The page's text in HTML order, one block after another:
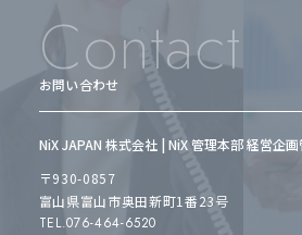
Contact
お問い合わせ
NiX JAPAN 株式会社 | NiX 管理本部 経営企
〒930-0857
富山県富山市奥田新町1番23号
TEL.076-464-6520